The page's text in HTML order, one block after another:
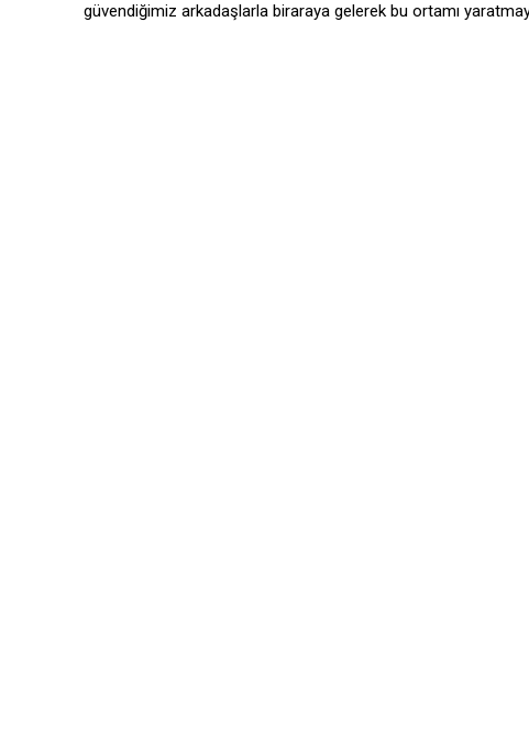
güvendiğimiz arkadaşlarla biraraya gelerek bu ortamı